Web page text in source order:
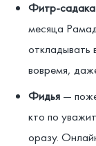
Фитр-садака
месяца
откладывать
вовремя,
Фидья —
кто по
оразу.